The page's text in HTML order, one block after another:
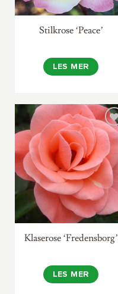
Stilkrose ‘Peace’
LES MER
Klaserose ‘Fredensborg’
LES MER